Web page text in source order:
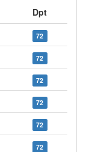
Dpt
72
72
72
72
72
72